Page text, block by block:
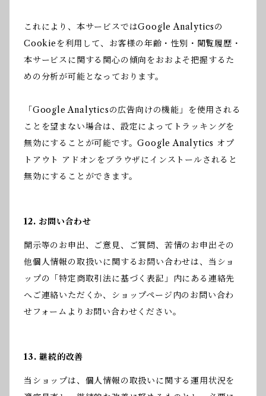
これにより、本サービスではGoogle Analyticsの
Cookieを利用して、お客様の年齢・性別・閲覧履歴・
本サービスに関する関心の傾向をおおよそ把握するた
めの分析が可能となっております。
「Google Analyticsの広告向けの機能」を使用される
ことを望まない場合は、設定によってトラッキングを
無効にすることが可能です。Google Analytics オプ
トアウト アドオンをブラウザにインストールされると
無効にすることができます。
12. お問い合わせ
開示等のお申出、ご意見、ご質問、苦情のお申出その
他個人情報の取扱いに関するお問い合わせは、当ショ
ップの「特定商取引法に基づく表記」内にある連絡先
へご連絡いただくか、ショップページ内のお問い合わ
せフォームよりお問い合わせください。
13. 継続的改善
当ショップは、個人情報の取扱いに関する運用状況を